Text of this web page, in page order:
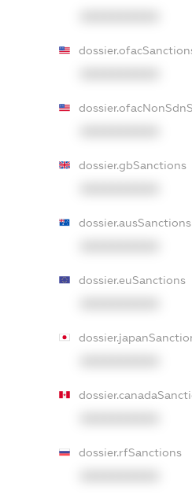
dossier.gbSanctions
dossier.ausSanctions
dossier.euSanctions
dossier.rfSanctions